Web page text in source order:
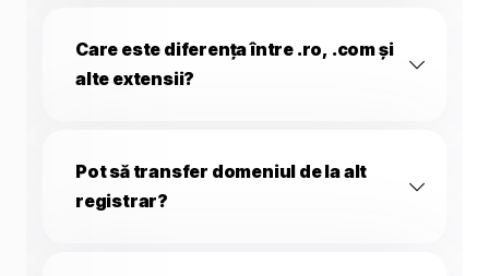
Care este diferența între .ro, .com și
alte extensii?
Pot să transfer domeniul de la alt
registrar?